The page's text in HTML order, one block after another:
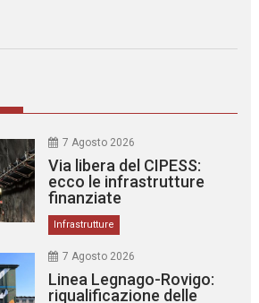
7 Agosto 2026
Via libera del CIPESS:
ecco le infrastrutture
finanziate
Infrastrutture
7 Agosto 2026
Linea Legnago-Rovigo:
riqualificazione delle